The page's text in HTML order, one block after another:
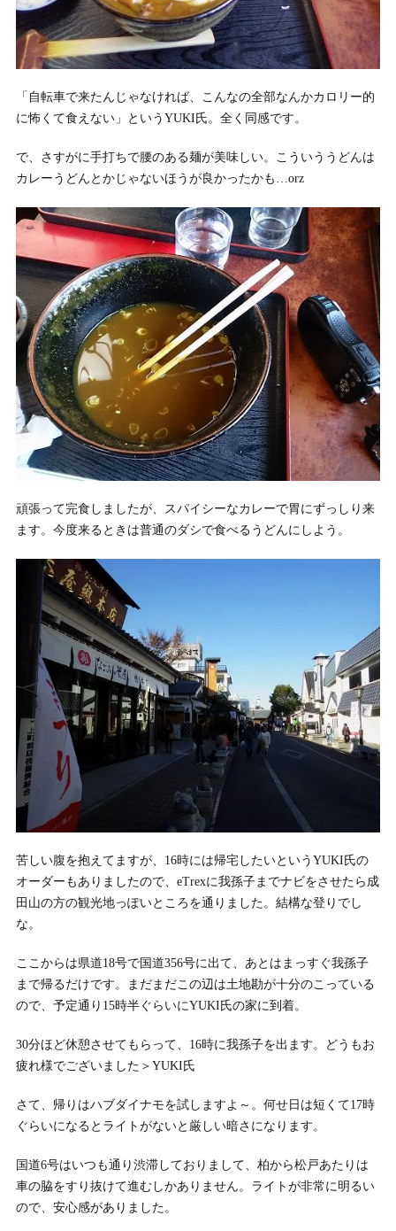
「自転車で来たんじゃなければ、こんなの全部なんかカロリー的
に怖くて食えない」というYUKI氏。全く同感です。
で、さすがに手打ちで腰のある麺が美味しい。こういううどんは
カレーうどんとかじゃないほうが良かったかも…orz
頑張って完食しましたが、スパイシーなカレーで胃にずっしり来
ます。今度来るときは普通のダシで食べるうどんにしよう。
苦しい腹を抱えてますが、16時には帰宅したいというYUKI氏の
オーダーもありましたので、eTrexに我孫子までナビをさせたら成
田山の方の観光地っぽいところを通りました。結構な登りでし
な。
ここからは県道18号で国道356号に出て、あとはまっすぐ我孫子
まで帰るだけです。まだまだこの辺は土地勘が十分のこっている
ので、予定通り15時半ぐらいにYUKI氏の家に到着。
30分ほど休憩させてもらって、16時に我孫子を出ます。どうもお
疲れ様でございました＞YUKI氏
さて、帰りはハブダイナモを試しますよ～。何せ日は短くて17時
ぐらいになるとライトがないと厳しい暗さになります。
国道6号はいつも通り渋滞しておりまして、柏から松戸あたりは
車の脇をすり抜けて進むしかありません。ライトが非常に明るい
ので、安心感がありました。